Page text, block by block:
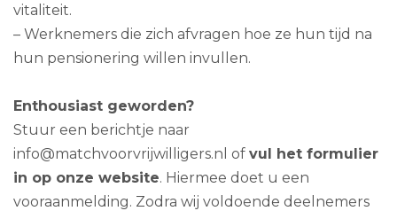
vitaliteit.
– Werknemers die zich afvragen hoe ze hun tijd na
hun pensionering willen invullen.
Enthousiast geworden?
Stuur een berichtje naar
info@matchvoorvrijwilligers.nl of vul het formulier
in op onze website. Hiermee doet u een
vooraanmelding. Zodra wij voldoende deelnemers